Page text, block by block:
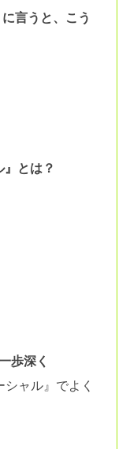
言うと、こう
とは？
歩深く
ャル』でよく